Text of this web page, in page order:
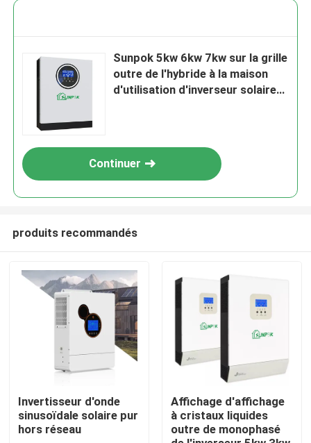
À la maison
Sunpok 5kw 6kw 7kw sur la grille
outre de l'hybride à la maison
d'utilisation d'inverseur solaire
Continuer
produits recommandés
Invertisseur d'onde
sinusoïdale solaire pur
hors réseau
Affichage d'affichage
à cristaux liquides
outre de monophasé